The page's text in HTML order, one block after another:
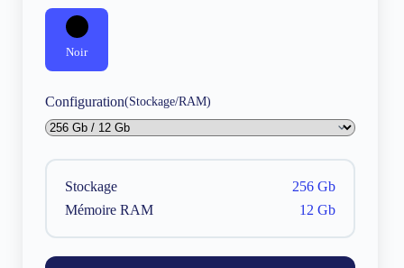
Noir
Configuration(Stockage/RAM)
Stockage
256 Gb
Mémoire RAM
12 Gb